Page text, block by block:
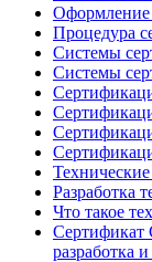
Оформление
Процедура
Системы
Системы
Разработка
Что такое
разработка